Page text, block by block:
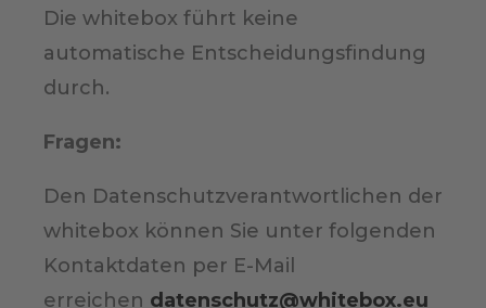
Die whitebox führt keine
automatische Entscheidungsfindung
durch.
Fragen:
Den Datenschutzverantwortlichen der
whitebox können Sie unter folgenden
Kontaktdaten per E-Mail
erreichen datenschutz@whitebox.eu